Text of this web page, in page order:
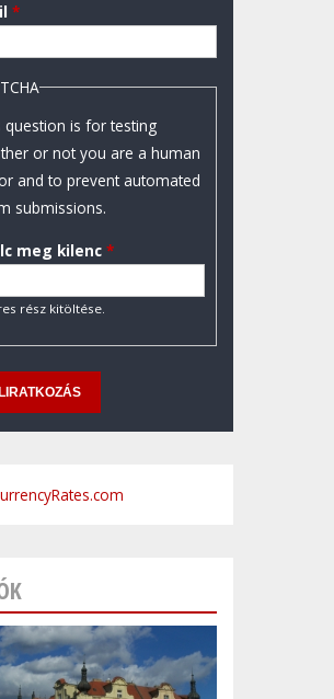
*
question is for testing
or not you are a human
and to prevent automated
submissions.
meg kilenc *
rész kitöltése.